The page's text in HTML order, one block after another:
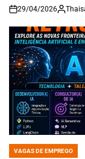
on
29/04/2026
POSTED
VAGAS DE EMPREGO